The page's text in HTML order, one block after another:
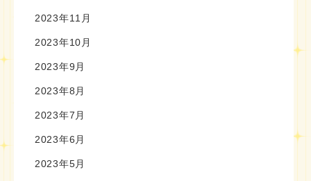
2023年11月
2023年10月
2023年9月
2023年8月
2023年7月
2023年6月
2023年5月